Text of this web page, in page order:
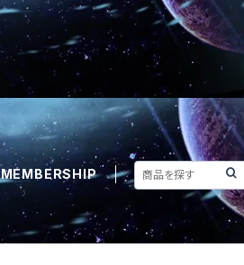
MEMBERSHIP